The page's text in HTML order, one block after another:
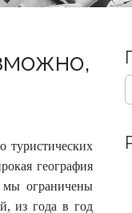
туристических
география
мы ограничены
из года в год
S
e
c